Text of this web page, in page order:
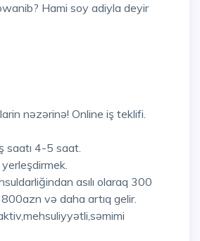
Hami soy adiyla deyir
nəzərinə! Online iş teklifi.
saatı 4-5 saat.
asılı olaraq 300
və daha artıq gelir.